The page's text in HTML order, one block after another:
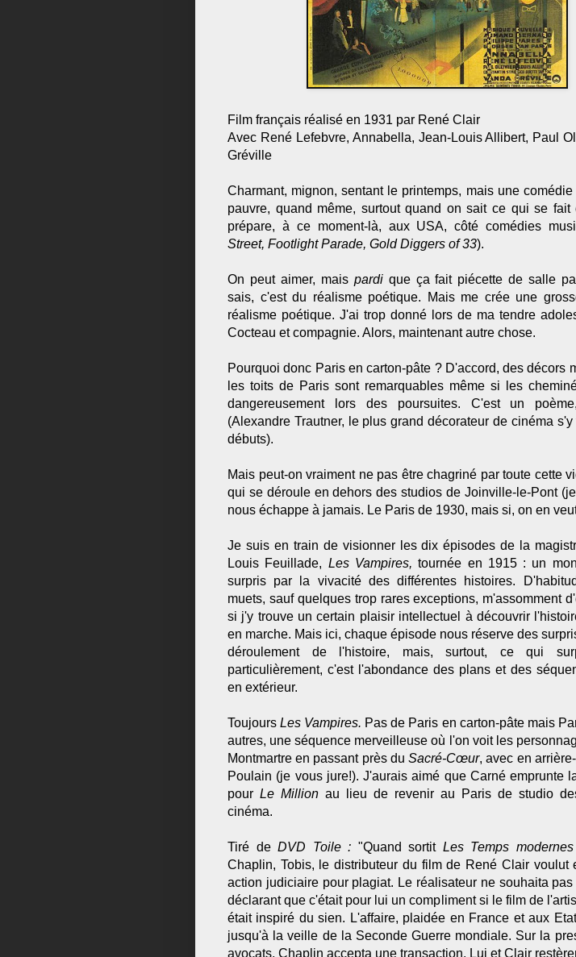
Film français réalisé en 1931 par René Clair
Avec René Lefebvre, Annabella, Jean-Louis Allibert, Paul
Gréville
Charmant, mignon, sentant le printemps, mais une
pauvre, quand même, surtout quand on sait ce qui se
prépare, à ce moment-là, aux USA, côté comédies
Street, Footlight Parade, Gold Diggers of 33).
On peut aimer, mais pardique ça fait piécette de salle
sais, c'est du réalisme poétique. Mais me crée une
réalisme poétique. J'ai trop donné lors de ma tendre
Cocteau et compagnie. Alors, maintenant autre chose.
Pourquoi donc Paris en carton-pâte ? D'accord, des décors
les toits de Paris sont remarquables même si les
dangereusement lors des poursuites. C'est un
(Alexandre Trautner, le plus grand décorateur de cinéma
débuts).
Mais peut-on vraiment ne pas être chagriné par toute cette
qui se déroule en dehors des studios de Joinville-le-Pont
nous échappe à jamais. Le Paris de 1930, mais si, on en
Je suis en train de visionner les dix épisodes de la
Louis Feuillade, Les Vampires, tournée en 1915 : un
surpris par la vivacité des différentes histoires.
muets, sauf quelques trop rares exceptions, m'assomment
si j'y trouve un certain plaisir intellectuel à découvrir
en marche. Mais ici, chaque épisode nous réserve des
déroulement de l'histoire, mais, surtout, ce qui
particulièrement, c'est l'abondance des plans et des
en extérieur.
ToujoursLes Vampires. Pas de Paris en carton-pâte mais
autres, une séquence merveilleuse où l'on voit les
Montmartre en passant près duSacré-Cœur, avec en
Poulain (je vous jure!). J'aurais aimé que Carné emprunte
pour Le Million au lieu de revenir au Paris de studio
cinéma.
Tiré deDVD Toile : "Quand sortit Les Temps modernes
Chaplin, Tobis, le distributeur du film de René Clair voulut
action judiciaire pour plagiat. Le réalisateur ne souhaita pas
déclarant que c'était pour lui un compliment si le film de
était inspiré du sien. L'affaire, plaidée en France et aux
jusqu'à la veille de la Seconde Guerre mondiale. Sur la
avocats, Chaplin accepta une transaction. Lui et Clair